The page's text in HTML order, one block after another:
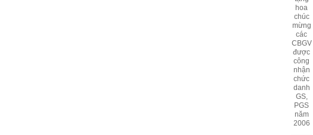
hoa
chúc
mừng
các
CBGV
được
công
nhận
chức
danh
GS,
PGS
năm
2006